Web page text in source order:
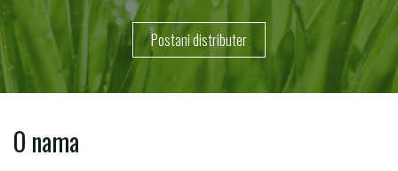
Postani distributer
O nama